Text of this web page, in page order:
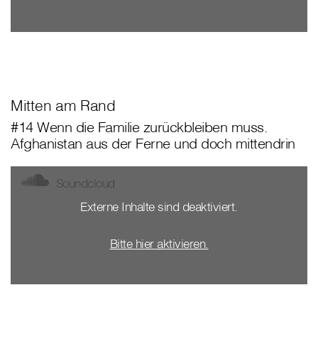
Mitten am Rand
#14 Wenn die Familie zurückbleiben muss.
Afghanistan aus der Ferne und doch mittendrin
Soundcloud
Externe Inhalte sind deaktiviert.
Bitte hier aktivieren.